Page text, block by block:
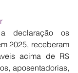
declaração os
2025, receberam
acima de R$
aposentadorias,